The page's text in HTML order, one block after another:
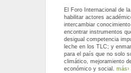
El Foro Internacional de
habilitar actores
intercambiar
encontrar instrumentos
desigual competencia
leche en los TLC; y
para el país que no solo
climático, mejoramiento
económico y social. más›